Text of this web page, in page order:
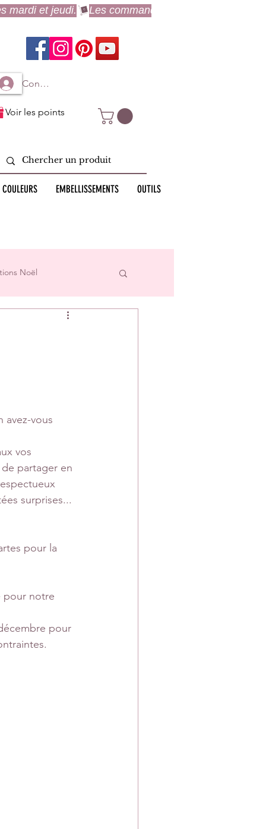
Connexion à mon compte
Voir les points
EMBELLISSEMENTS OUTILS
Noël
vous
vos
partager en
surprises...
pour la
pour notre
pour